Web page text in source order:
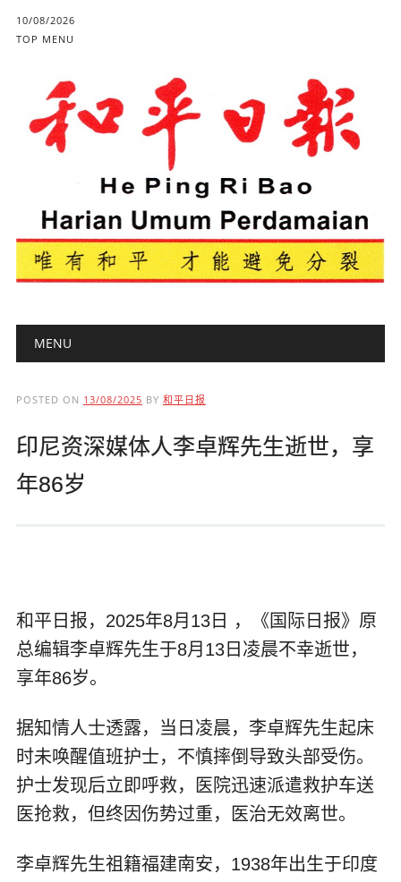
10/08/2026
TOP MENU
Main menu
MENU
POSTED ON 13/08/2025 BY 和平日报
印尼资深媒体人李卓辉先生逝世，享
年86岁
和平日报，2025年8月13日 ，《国际日报》原
总编辑李卓辉先生于8月13日凌晨不幸逝世，
享年86岁。
据知情人士透露，当日凌晨，李卓辉先生起床
时未唤醒值班护士，不慎摔倒导致头部受伤。
护士发现后立即呼救，医院迅速派遣救护车送
医抢救，但终因伤势过重，医治无效离世。
李卓辉先生祖籍福建南安，1938年出生于印度